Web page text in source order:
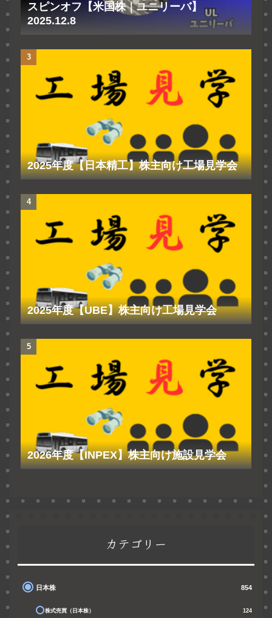
スピンオフ【米国株｜ユニリーバ】
2025.12.8
2025年度【日本精工】株主向け工場見学会
2025年度【UBE】株主向け工場見学会
2026年度【INPEX】株主向け施設見学会
カテゴリー
日本株 854
株式売買（日本株） 124